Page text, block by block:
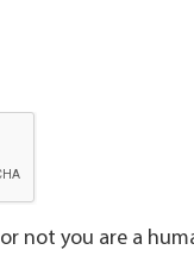
not you are a